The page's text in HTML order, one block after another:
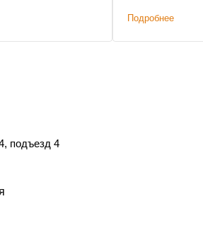
Подробнее
подъезд 4